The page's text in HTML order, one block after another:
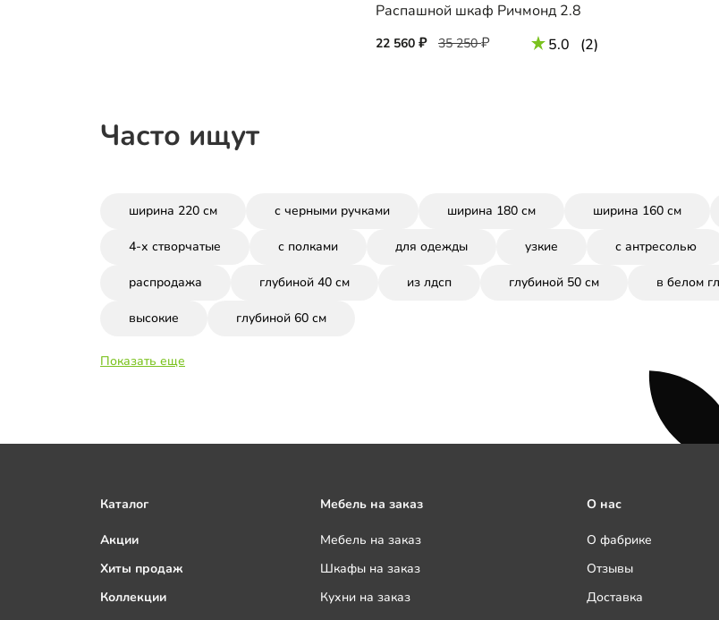
Распашной шкаф Ричмонд 2.8
22 560 35 250 5.0 (2)
Часто ищут
ширина 220 см с черными ручками ширина 180 см ширина 160 см
4-х створчатые с полками для одежды узкие с антресолью
распродажа глубиной 40 см из лдсп глубиной 50 см в белом
высокие глубиной 60 см
Показать еще
Каталог
Акции
Хиты продаж
Коллекции
Мебель на заказ
Мебель на заказ
Шкафы на заказ
Кухни на заказ
О нас
О фабрике
Отзывы
Доставка